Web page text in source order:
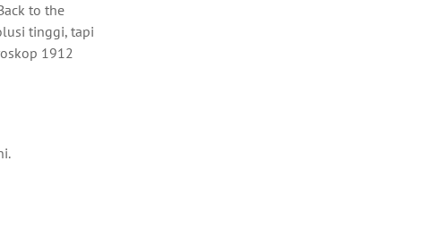
to the
tinggi, tapi
1912